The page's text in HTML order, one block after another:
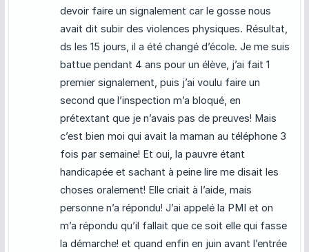
devoir faire un signalement car le gosse nous
avait dit subir des violences physiques. Résultat,
ds les 15 jours, il a été changé d’école. Je me suis
battue pendant 4 ans pour un élève, j’ai fait 1
premier signalement, puis j’ai voulu faire un
second que l’inspection m’a bloqué, en
prétextant que je n’avais pas de preuves! Mais
c’est bien moi qui avait la maman au téléphone 3
fois par semaine! Et oui, la pauvre étant
handicapée et sachant à peine lire me disait les
choses oralement! Elle criait à l’aide, mais
personne n’a répondu! J’ai appelé la PMI et on
m’a répondu qu’il fallait que ce soit elle qui fasse
la démarche! et quand enfin en juin avant l’entrée